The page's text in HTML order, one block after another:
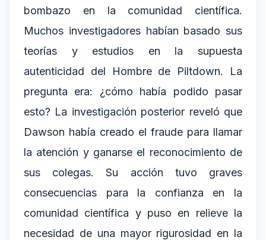
bombazo en la comunidad científica.
Muchos investigadores habían basado sus
teorías y estudios en la supuesta
autenticidad del Hombre de Piltdown. La
pregunta era: ¿cómo había podido pasar
esto? La investigación posterior reveló que
Dawson había creado el fraude para llamar
la atención y ganarse el reconocimiento de
sus colegas. Su acción tuvo graves
consecuencias para la confianza en la
comunidad científica y puso en relieve la
necesidad de una mayor rigurosidad en la